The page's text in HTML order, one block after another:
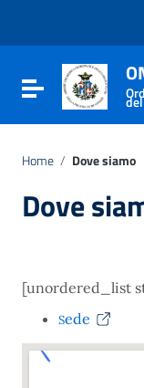
Vai al footer
Attiva / disattiva
Home / Dove siamo
Dove
[unordered_list
Sede